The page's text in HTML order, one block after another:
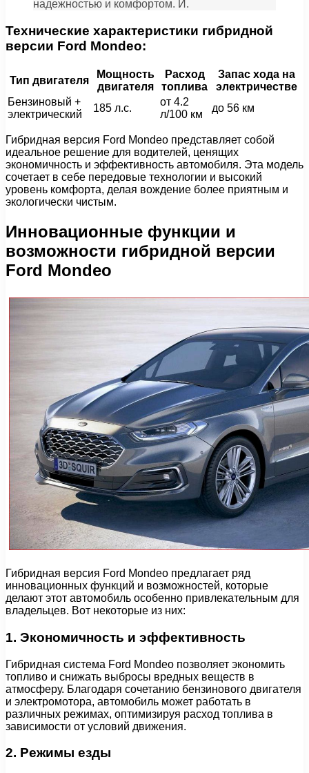
надежностью и комфортом. И.
Технические характеристики гибридной
версии Ford Mondeo:
Тип двигателя
Мощность
двигателя
Расход
топлива
Запас хода на
электричестве
Бензиновый +
электрический
185 л.с.
от 4.2
л/100 км
до 56 км
Гибридная версия Ford Mondeo представляет собой
идеальное решение для водителей, ценящих
экономичность и эффективность автомобиля. Эта модель
сочетает в себе передовые технологии и высокий
уровень комфорта, делая вождение более приятным и
экологически чистым.
Инновационные функции и
возможности гибридной версии
Ford Mondeo
Гибридная версия Ford Mondeo предлагает ряд
инновационных функций и возможностей, которые
делают этот автомобиль особенно привлекательным для
владельцев. Вот некоторые из них:
1. Экономичность и эффективность
Гибридная система Ford Mondeo позволяет экономить
топливо и снижать выбросы вредных веществ в
атмосферу. Благодаря сочетанию бензинового двигателя
и электромотора, автомобиль может работать в
различных режимах, оптимизируя расход топлива в
зависимости от условий движения.
2. Режимы езды